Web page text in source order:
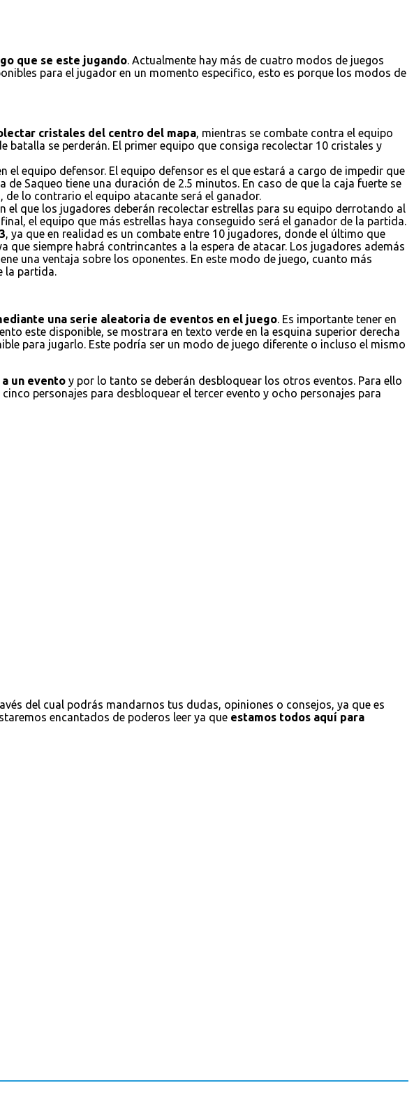
que se este jugando. Actualmente hay más de cuatro modos de juegos
para el jugador en un momento especifico, esto es porque los modos de
cristales del centro del mapa, mientras se combate contra el equipo
se perderán. El primer equipo que consiga recolectar 10 cristales y
equipo defensor. El equipo defensor es el que estará a cargo de impedir que
Saqueo tiene una duración de 2.5 minutos. En caso de que la caja fuerte se
lo contrario el equipo atacante será el ganador.
el que los jugadores deberán recolectar estrellas para su equipo derrotando al
el equipo que más estrellas haya conseguido será el ganador de la partida.
, ya que en realidad es un combate entre 10 jugadores, donde el último que
siempre habrá contrincantes a la espera de atacar. Los jugadores además
una ventaja sobre los oponentes. En este modo de juego, cuanto más
la partida.
una serie aleatoria de eventos en el juego. Es importante tener en
este disponible, se mostrara en texto verde en la esquina superior derecha
para jugarlo. Este podría ser un modo de juego diferente o incluso el mismo
un evento y por lo tanto se deberán desbloquear los otros eventos. Para ello
personajes para desbloquear el tercer evento y ocho personajes para
del cual podrás mandarnos tus dudas, opiniones o consejos, ya que es
encantados de poderos leer ya que estamos todos aquí para